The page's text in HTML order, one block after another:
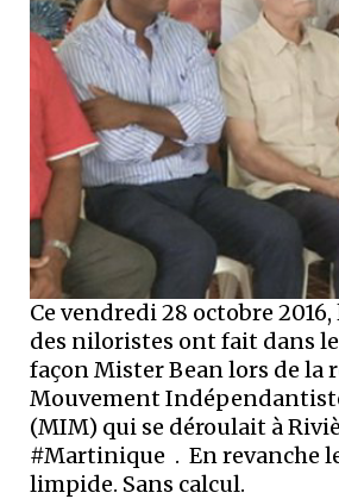
Ce vendredi 28 octobre
des niloristes ont fait dans le
façon Mister Bean lors de la
Mouvement
(MIM) qui se déroulait à
#Martinique . En revanche
limpide. Sans calcul.